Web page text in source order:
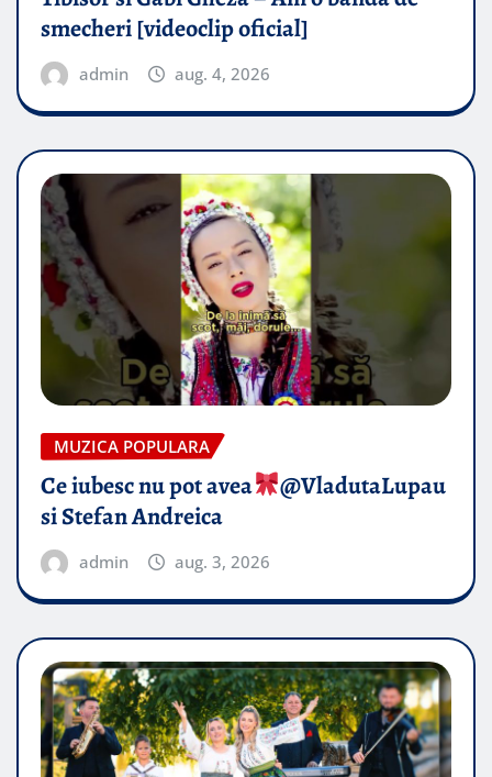
smecheri [videoclip oficial]
admin aug. 4, 2026
MUZICA POPULARA
Ce iubesc nu pot avea
​@VladutaLupau
si Stefan Andreica
admin aug. 3, 2026